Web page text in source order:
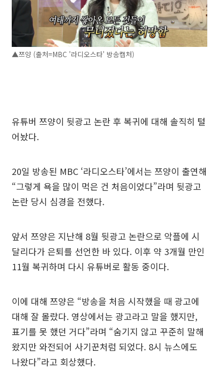
▲쯔양 (출처=MBC '라디오스타' 방송캡처)
유튜버 쯔양이 뒷광고 논란 후 복귀에 대해 솔직히 털
어놨다.
20일 방송된 MBC ‘라디오스타’에서는 쯔양이 출연해
“그렇게 욕을 많이 먹은 건 처음이었다”라며 뒷광고
논란 당시 심경을 전했다.
앞서 쯔양은 지난해 8월 뒷광고 논란으로 악플에 시
달리다가 은퇴를 선언한 바 있다. 이후 약 3개월 만인
11월 복귀하며 다시 유튜버로 활동 중이다.
이에 대해 쯔양은 “방송을 처음 시작했을 때 광고에
대해 잘 몰랐다. 영상에서는 광고라고 말을 했지만,
표기를 못 했던 거다”라며 “숨기지 않고 꾸준히 말해
왔지만 와전되어 사기꾼처럼 되었다. 8시 뉴스에도
나왔다”라고 회상했다.